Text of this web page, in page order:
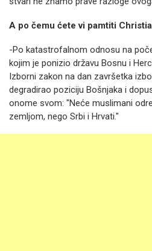
A po čemu ćete vi pamtiti
-Po katastrofalnom odnosu na
kojim je ponizio državu Bosnu i
Izborni zakon na dan završetka
degradirao poziciju Bošnjaka i
onome svom: "Neće muslimani
zemljom, nego Srbi i Hrvati."